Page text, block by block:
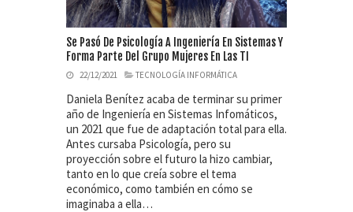
Se Pasó De Psicología A Ingeniería En Sistemas Y
Forma Parte Del Grupo Mujeres En Las TI
22/12/2021 TECNOLOGÍA INFORMÁTICA
Daniela Benítez acaba de terminar su primer
año de Ingeniería en Sistemas Infomáticos,
un 2021 que fue de adaptación total para ella.
Antes cursaba Psicología, pero su
proyección sobre el futuro la hizo cambiar,
tanto en lo que creía sobre el tema
económico, como también en cómo se
imaginaba a ella…